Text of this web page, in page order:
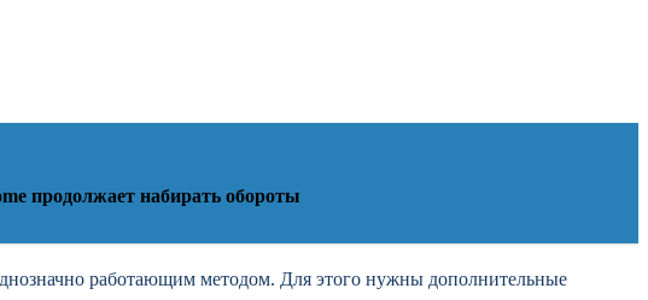
продолжает набирать обороты
работающим методом. Для этого нужны дополнительные